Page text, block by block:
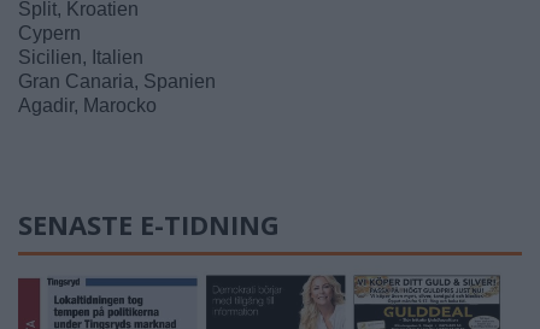
Split, Kroatien
Cypern
Sicilien, Italien
Gran Canaria, Spanien
Agadir, Marocko
SENASTE E-TIDNING